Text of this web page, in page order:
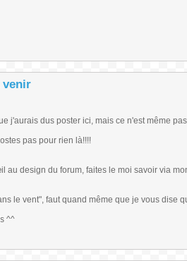
venir
j'aurais dus poster ici, mais ce n'est même
pas pour rien là!!!!
au design du forum, faites le moi savoir via
le vent", faut quand même que je vous dise
^^